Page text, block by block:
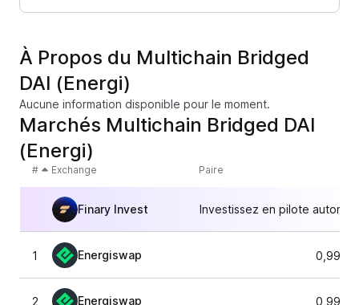
À Propos du Multichain Bridged
DAI (Energi)
Aucune information disponible pour le moment.
Marchés Multichain Bridged DAI
(Energi)
# Exchange Paire
Finary Invest Investissez en pilote
1 Energiswap
2 Energiswap